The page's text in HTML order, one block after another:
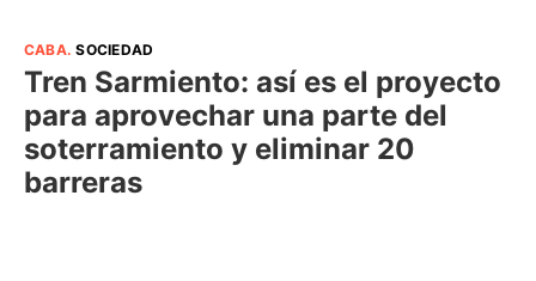
CABA.SOCIEDAD
Tren Sarmiento: así es el proyecto
para aprovechar una parte del
soterramiento y eliminar 20
barreras